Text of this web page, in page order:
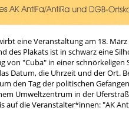
eine Veranstaltung am 18.
des Plakats ist in schwarz eine
von "Cuba" in einer
Datum, die Uhrzeit und der Ort.
den Tag der politischen
Umweltzentrum in der
auf die Veranstalter*innen: "AK